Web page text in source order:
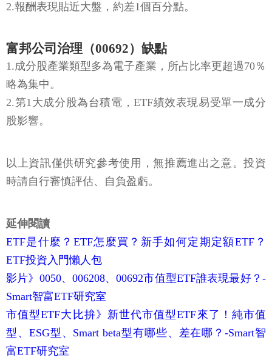
2.報酬表現貼近大盤，約差1個百分點。
富邦公司治理（00692）缺點
1.成分股產業類型多為電子產業，所占比率更超過70％
略為集中。
2.第1大成分股為台積電，ETF績效表現易受單一成分
股影響。
以上資訊僅供研究參考使用，無推薦進出之意。投資
時請自行審慎評估、自負盈虧。
延伸閱讀
ETF是什麼？ETF怎麼買？新手如何定期定額ETF？
ETF投資入門懶人包
影片》0050、006208、00692市值型ETF誰表現最好？-
Smart智富ETF研究室
市值型ETF大比拚》新世代市值型ETF來了！純市值
型、ESG型、Smart beta型有哪些、差在哪？-Smart智
富ETF研究室